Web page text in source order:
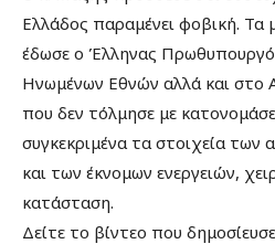
Ελλάδος παραμένει φοβική. Τα
έδωσε ο Έλληνας
Ηνωμένων Εθνών αλλά και στο
που δεν τόλμησε με
συγκεκριμένα τα στοιχεία των
και των έκνομων ενεργειών,
κατάσταση.
Δείτε το βίντεο που